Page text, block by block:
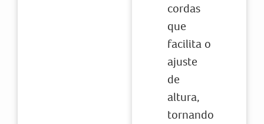
cordas
que
facilita o
ajuste
de
altura,
tornando